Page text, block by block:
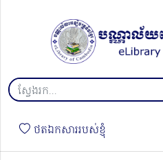
ថតឯកសាររបស់ខ្ញុំ